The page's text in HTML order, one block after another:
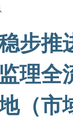
步推
理全
（市